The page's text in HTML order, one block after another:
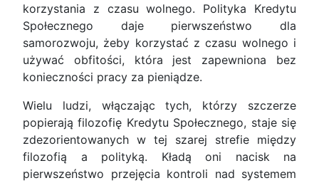
korzystania z czasu wolnego. Polityka Kredytu
Społecznego daje pierwszeństwo dla
samorozwoju, żeby korzystać z czasu wolnego i
używać obfitości, która jest zapewniona bez
konieczności pracy za pieniądze.
Wielu ludzi, włączając tych, którzy szczerze
popierają filozofię Kredytu Społecznego, staje się
zdezorientowanych w tej szarej strefie między
filozofią a polityką. Kładą oni nacisk na
pierwszeństwo przejęcia kontroli nad systemem